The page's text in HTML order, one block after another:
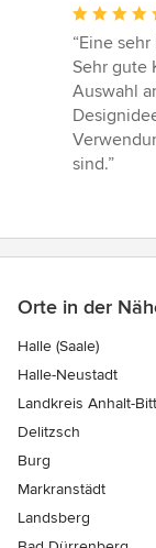
5
von
5
Sternen
“Eine
Sehr gute
Auswahl
sind.”
Orte in der
Halle (Saale)
Halle-Neustadt
Landkreis Anhalt-
Delitzsch
Burg
Markranstädt
Landsberg